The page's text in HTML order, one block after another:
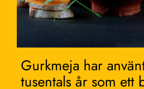
Gurkmeja har
tusentals år som ett